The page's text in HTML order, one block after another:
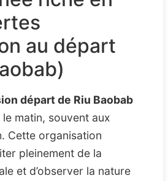
au départ
départ de Riu Baobab
matin, souvent aux
Cette organisation
pleinement de la
et d’observer la nature